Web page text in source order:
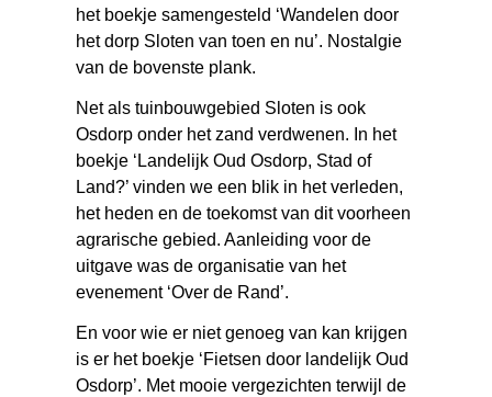
het boekje samengesteld ‘Wandelen door
het dorp Sloten van toen en nu’. Nostalgie
van de bovenste plank.
Net als tuinbouwgebied Sloten is ook
Osdorp onder het zand verdwenen. In het
boekje ‘Landelijk Oud Osdorp, Stad of
Land?’ vinden we een blik in het verleden,
het heden en de toekomst van dit voorheen
agrarische gebied. Aanleiding voor de
uitgave was de organisatie van het
evenement ‘Over de Rand’.
En voor wie er niet genoeg van kan krijgen
is er het boekje ‘Fietsen door landelijk Oud
Osdorp’. Met mooie vergezichten terwijl de